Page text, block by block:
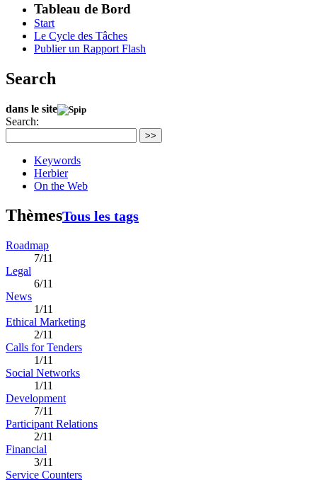
Tableau de Bord
Start
Le Cycle des Tâches
Publier un Rapport Flash
Search
dans le site
Search:
>>
Keywords
Herbier
On the Web
ThèmesTous les tags
Roadmap
7/11
Legal
6/11
News
1/11
Ethical Marketing
2/11
Calls for Tenders
1/11
Social Networks
1/11
Development
7/11
Participant Relations
2/11
Financial
3/11
Service Counters